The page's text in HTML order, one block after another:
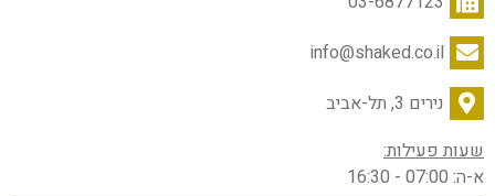
info@shaked.co.il
נירים 3, תל-אביב
שעות פעילות:
א-ה: 07:00 - 16:30